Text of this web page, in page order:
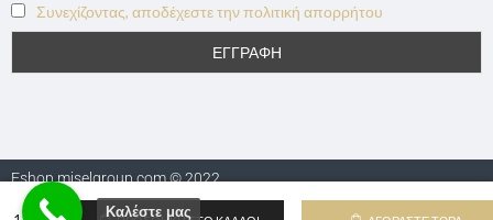
Συνεχίζοντας, αποδέχεστε την πολιτική απορρήτου
Eshop.miselgroup.com © 2022
Καλέστε μας